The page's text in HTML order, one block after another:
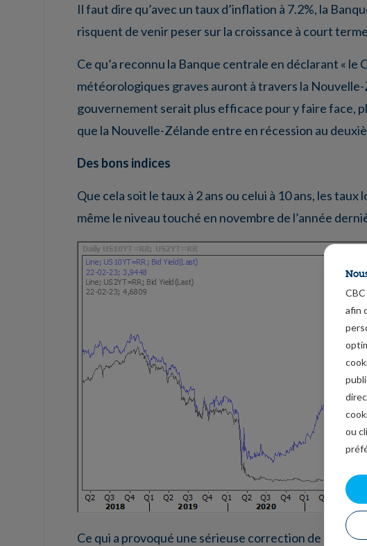
Il faut dire qu’avec un taux d’inflation à 7.2%, la
risquent de venir peser sur la croissance à court
Ce qu’a reconnu la Banque centrale en déclarant «
météorologiques graves auront à travers la
gouvernement serait plus efficace pour y faire face,
que la Nouvelle-Zélande entre en récession au
Des bons indices
Que cela soit le taux à 2 ans ou celui à 10 ans, les
même le niveau touché en novembre de l’année
Ce qui a provoqué une sérieuse correction de la
afin
ou